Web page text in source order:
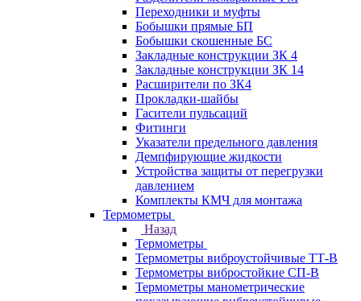
Переходники и муфты
Бобышки прямые БП
Бобышки скошенные БС
Закладные конструкции ЗК 4
Закладные конструкции ЗК 14
Расширители по ЗК4
Прокладки-шайбы
Гасители пульсаций
Фитинги
Указатели предельного давления
Демпфирующие жидкости
Устройства защиты от перегрузки
давлением
Комплекты КМЧ для монтажа
Термометры
Назад
Термометры
Термометры виброустойчивые ТТ-В
Термометры вибростойкие СП-В
Термометры манометрические